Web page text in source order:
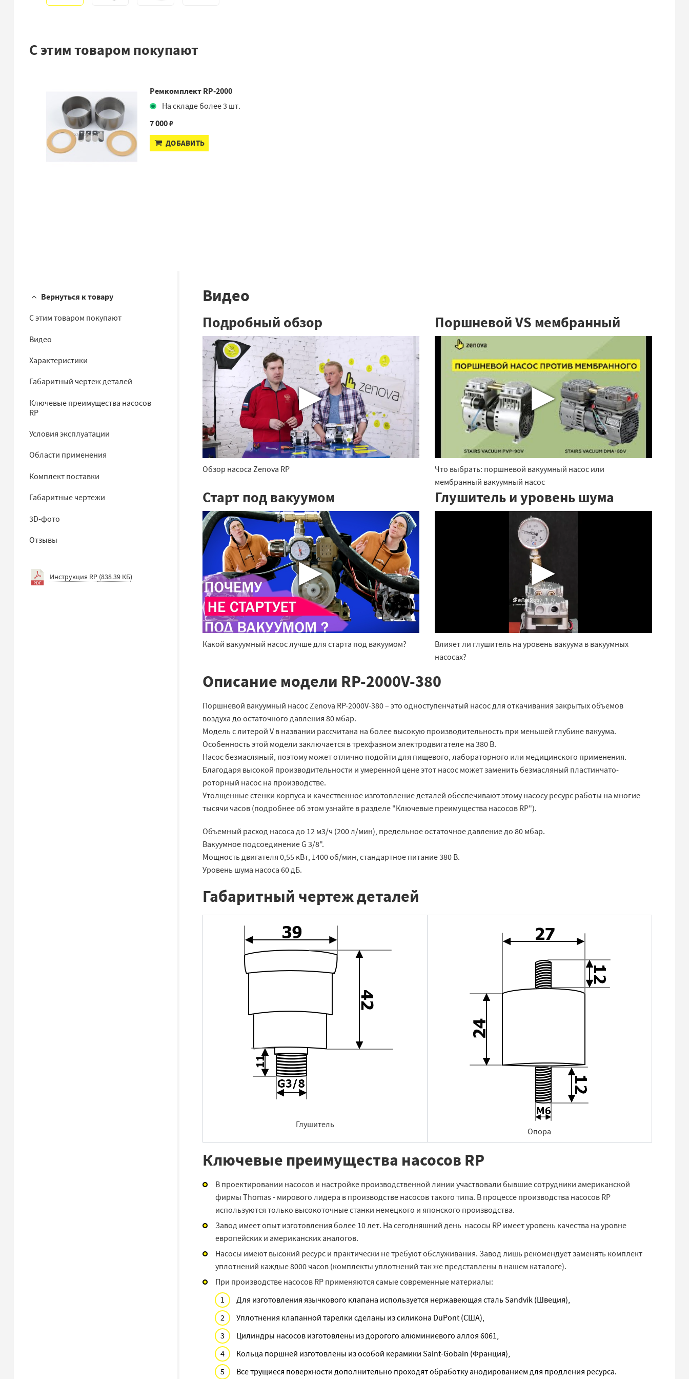
С этим товаром покупают
Ремкомплект RP-2000
На складе более 3 шт.
7 000 ₽
ДОБАВИТЬ
Вернуться к товару
С этим товаром покупают
Видео
Характеристики
Габаритный чертеж деталей
Ключевые преимущества насосов
RP
Условия эксплуатации
Области применения
Комплект поставки
Габаритные чертежи
3D-фото
Отзывы
Инструкция RP (838.39 КБ)
Видео
Подробный обзор
▶
Обзор насоса Zenova RP
Поршневой VS мембранный
▶
Что выбрать: поршневой вакуумный насос или
мембранный вакуумный насос
Старт под вакуумом
▶
Какой вакуумный насос лучше для старта под вакуумом?
Глушитель и уровень шума
▶
Влияет ли глушитель на уровень вакуума в вакуумных
насосах?
Описание модели RP-2000V-380
Поршневой вакуумный насос Zenova RP-2000V-380 – это одноступенчатый насос для откачивания закрытых объемов
воздуха до остаточного давления 80 мбар.
Модель с литерой V в названии рассчитана на более высокую производительность при меньшей глубине вакуума.
Особенность этой модели заключается в трехфазном электродвигателе на 380 В.
Насос безмасляный, поэтому может отлично подойти для пищевого, лабораторного или медицинского применения.
Благодаря высокой производительности и умеренной цене этот насос может заменить безмасляный пластинчато-
роторный насос на производстве.
Утолщенные стенки корпуса и качественное изготовление деталей обеспечивают этому насосу ресурс работы на многие
тысячи часов (подробнее об этом узнайте в разделе "Ключевые преимущества насосов RP").
Объемный расход насоса до 12 м3/ч (200 л/мин), предельное остаточное давление до 80 мбар.
Вакуумное подсоединение G 3/8".
Мощность двигателя 0,55 кВт, 1400 об/мин, стандартное питание 380 В.
Уровень шума насоса 60 дБ.
Габаритный чертеж деталей
Глушитель
Опора
Ключевые преимущества насосов RP
В проектировании насосов и настройке производственной линии участвовали бывшие сотрудники американской
фирмы Thomas - мирового лидера в производстве насосов такого типа. В процессе производства насосов RP
используются только высокоточные станки немецкого и японского производства.
Завод имеет опыт изготовления более 10 лет. На сегодняшний день насосы RP имеет уровень качества на уровне
европейских и американских аналогов.
Насосы имеют высокий ресурс и практически не требуют обслуживания. Завод лишь рекомендует заменять комплект
уплотнений каждые 8000 часов (комплекты уплотнений так же представлены в нашем каталоге).
При производстве насосов RP применяются самые современные материалы:
Для изготовления язычкового клапана используется нержавеющая сталь Sandvik (Швеция),
Уплотнения клапанной тарелки сделаны из силикона DuPont (США),
Цилиндры насосов изготовлены из дорогого алюминиевого аллоя 6061,
Кольца поршней изготовлены из особой керамики Saint-Gobain (Франция),
Все трущиеся поверхности дополнительно проходят обработку анодированием для продления ресурса.